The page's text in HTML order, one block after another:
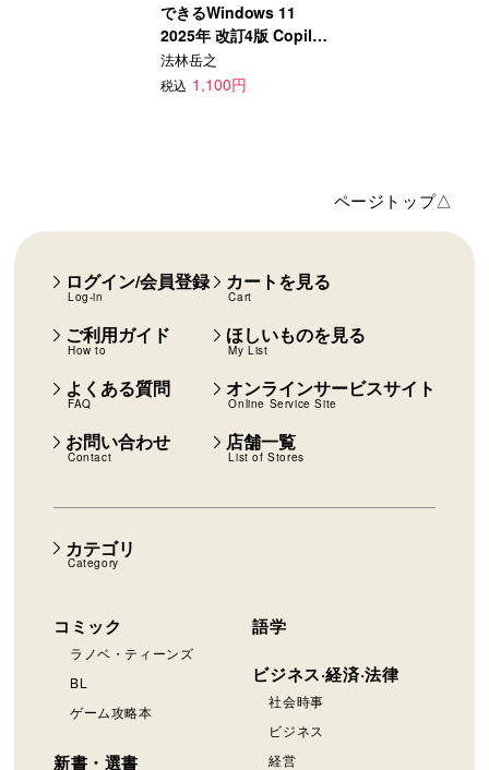
できるWindows 11
2025年 改訂4版 Copilot
対応
法林岳之
税込 1,100円
ページトップ△
カテゴリ
Category
コミック
ラノベ・ティーンズ
BL
ゲーム攻略本
新書・選書
語学
ビジネス·経済·法律
社会時事
ビジネス
経営
ログイン/会員登録
Log-in
カートを見る
Cart
ご利用ガイド
How to
ほしいものを見る
My List
よくある質問
FAQ
オンラインサービスサイト
Online Service Site
お問い合わせ
Contact
店舗一覧
List of Stores